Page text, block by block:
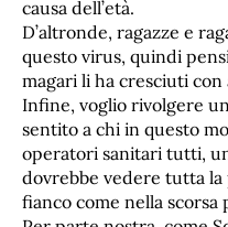
causa dell’età.
D’altronde, ragazze e
questo virus, quindi
magari li ha cresciuti
Infine, voglio rivolgere
sentito a chi in questo
operatori sanitari tutti,
dovrebbe vedere tutta
fianco come nella scorsa